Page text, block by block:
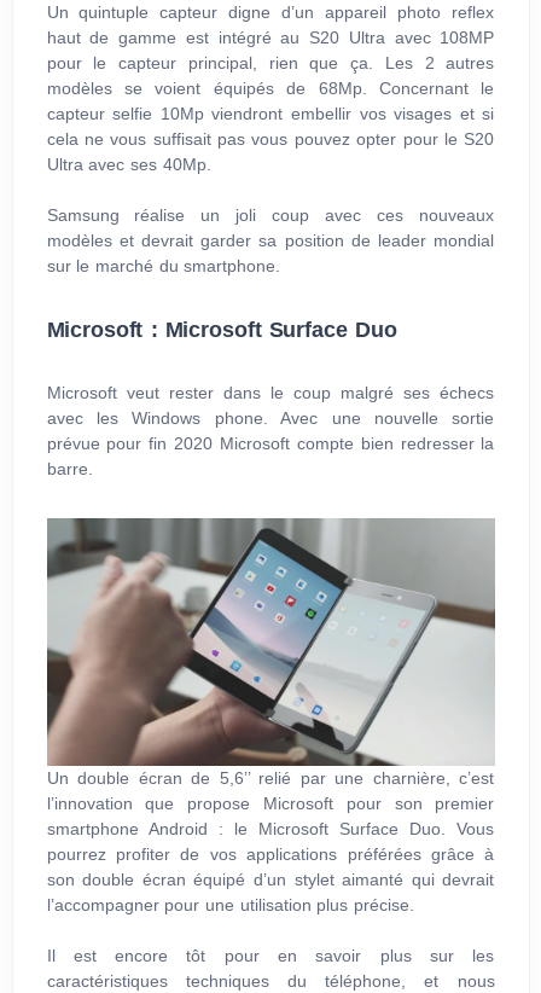
Un quintuple capteur digne d’un appareil photo reflex
haut de gamme est intégré au S20 Ultra avec 108MP
pour le capteur principal, rien que ça. Les 2 autres
modèles se voient équipés de 68Mp. Concernant le
capteur selfie 10Mp viendront embellir vos visages et si
cela ne vous suffisait pas vous pouvez opter pour le S20
Ultra avec ses 40Mp.
Samsung réalise un joli coup avec ces nouveaux
modèles et devrait garder sa position de leader mondial
sur le marché du smartphone.
Microsoft : Microsoft Surface Duo
Microsoft veut rester dans le coup malgré ses échecs
avec les Windows phone. Avec une nouvelle sortie
prévue pour fin 2020 Microsoft compte bien redresser la
barre.
Un double écran de 5,6’’ relié par une charnière, c’est
l’innovation que propose Microsoft pour son premier
smartphone Android : le Microsoft Surface Duo. Vous
pourrez profiter de vos applications préférées grâce à
son double écran équipé d’un stylet aimanté qui devrait
l’accompagner pour une utilisation plus précise.
Il est encore tôt pour en savoir plus sur les
caractéristiques techniques du téléphone, et nous